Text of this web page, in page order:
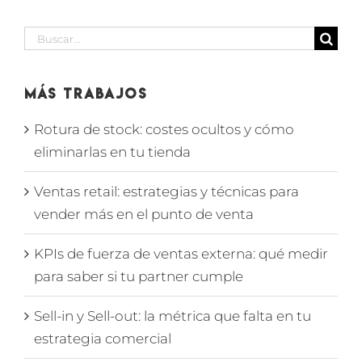
Buscar:
Más Trabajos
Rotura de stock: costes ocultos y cómo
eliminarlas en tu tienda
Ventas retail: estrategias y técnicas para
vender más en el punto de venta
KPIs de fuerza de ventas externa: qué medir
para saber si tu partner cumple
Sell-in y Sell-out: la métrica que falta en tu
estrategia comercial